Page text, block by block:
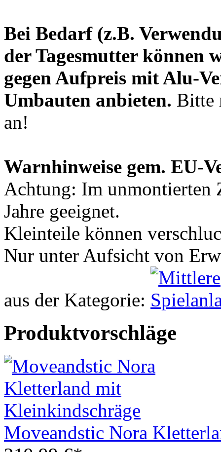
Bei Bedarf (z.B.
der Tagesmutter können
gegen Aufpreis mit Alu-
Umbauten anbieten. Bitte
an!
Warnhinweise gem. EU-
Achtung: Im unmontierten
Jahre geeignet.
Kleinteile können
Nur unter Aufsicht von
aus der Kategorie:
Produktvorschläge
Moveandstic Nora